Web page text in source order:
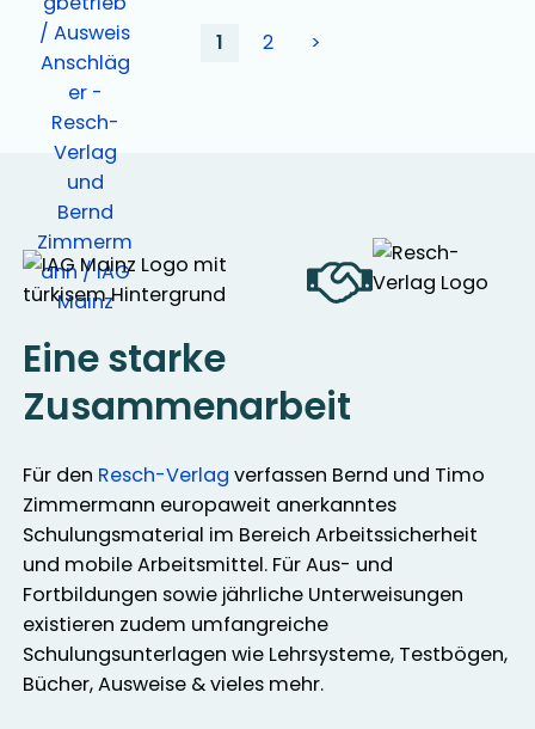
1 2 >
Eine starke
Zusammenarbeit
Für den Resch-Verlag verfassen Bernd und Timo
Zimmermann europaweit anerkanntes
Schulungsmaterial im Bereich Arbeitssicherheit
und mobile Arbeitsmittel. Für Aus- und
Fortbildungen sowie jährliche Unterweisungen
existieren zudem umfangreiche
Schulungsunterlagen wie Lehrsysteme, Testbögen,
Bücher, Ausweise & vieles mehr.